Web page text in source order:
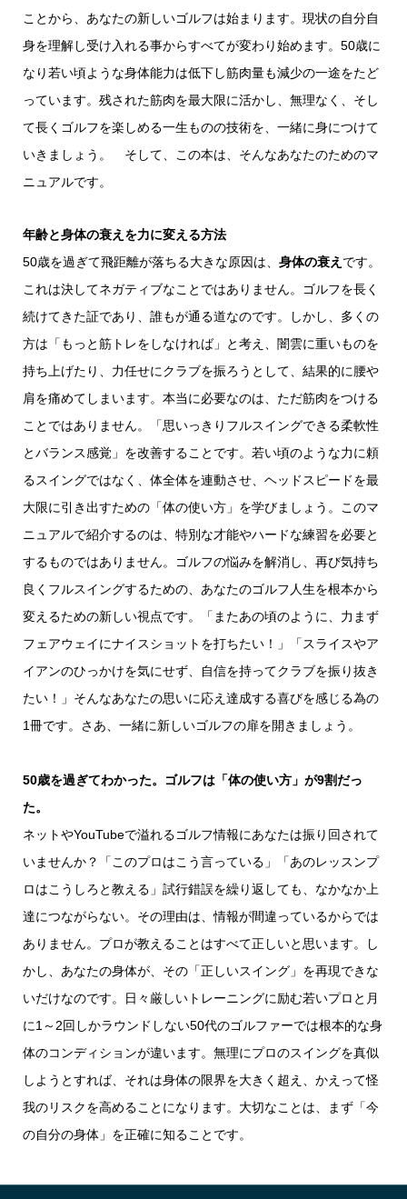
ことから、あなたの新しいゴルフは始まります。現状の自分自
身を理解し受け入れる事からすべてが変わり始めます。50歳に
なり若い頃ような身体能力は低下し筋肉量も減少の一途をたど
っています。残された筋肉を最大限に活かし、無理なく、そし
て長くゴルフを楽しめる一生ものの技術を、一緒に身につけて
いきましょう。 そして、この本は、そんなあなたのためのマ
ニュアルです。
年齢と身体の衰えを力に変える方法
50歳を過ぎて飛距離が落ちる大きな原因は、 身体の衰え です。
これは決してネガティブなことではありません。ゴルフを長く
続けてきた証であり、誰もが通る道なのです。しかし、多くの
方は「もっと筋トレをしなければ」と考え、闇雲に重いものを
持ち上げたり、力任せにクラブを振ろうとして、結果的に腰や
肩を痛めてしまいます。本当に必要なのは、ただ筋肉をつける
ことではありません。「思いっきりフルスイングできる柔軟性
とバランス感覚」を改善することです。若い頃のような力に頼
るスイングではなく、体全体を連動させ、ヘッドスピードを最
大限に引き出すための「体の使い方」を学びましょう。 このマ
ニュアルで紹介するのは、特別な才能やハードな練習を必要と
するものではありません。ゴルフの悩みを解消し、再び気持ち
良くフルスイングするための、あなたのゴルフ人生を根本から
変えるための新しい視点です。
「またあの頃のように、力まず
フェアウェイにナイスショットを打ちたい！」
「スライスやア
イアンのひっかけを気にせず、自信を持ってクラブを振り抜き
たい！」 そんなあなたの思いに応え達成する喜びを感じる為の
1冊です。さあ、一緒に新しいゴルフの扉を開きましょう。
50歳を過ぎてわかった。ゴルフは「体の使い方」が9割だっ
た。
ネットやYouTubeで溢れるゴルフ情報にあなたは振り回されて
いませんか？「このプロはこう言っている」「あのレッスンプ
ロはこうしろと教える」試行錯誤を繰り返しても、なかなか上
達につながらない。その理由は、情報が間違っているからでは
ありません。プロが教えることはすべて正しいと思います。し
かし、あなたの身体が、その「正しいスイング」を再現できな
いだけなのです。日々厳しいトレーニングに励む若いプロと月
に1～2回しかラウンドしない50代のゴルファーでは根本的な身
体のコンディションが違います。無理にプロのスイングを真似
しようとすれば、それは身体の限界を大きく超え、かえって怪
我のリスクを高めることになります。大切なことは、まず「今
の自分の身体」を正確に知ることです。